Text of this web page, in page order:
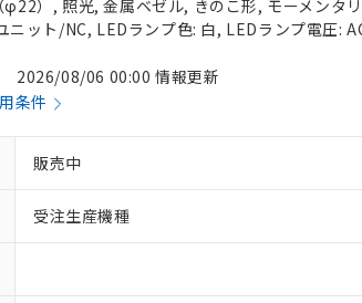
）, 照光, 金属ベゼル, きのこ形, モーメンタ
ニット/NC, LEDランプ色: 白, LEDランプ電圧:
2026/08/06 00:00 情報更新
条件
販売中
受注生産機種